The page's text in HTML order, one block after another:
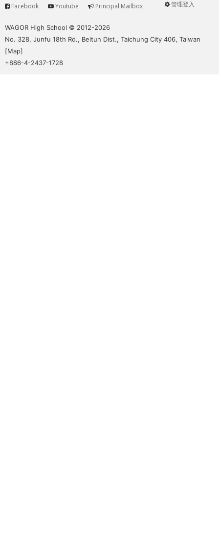
User
管理登入
Service
Facebook Youtube Principal Mailbox
WAGOR High School © 2012-2026
No. 328, Junfu 18th Rd., Beitun Dist., Taichung City 406, Taiwan
[Map]
+886-4-2437-1728